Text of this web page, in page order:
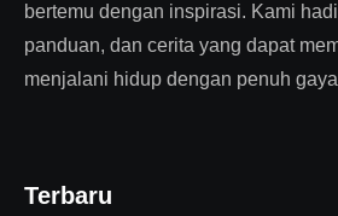
bertemu dengan inspirasi. Kami
panduan, dan cerita yang dapat
menjalani hidup dengan penuh
Terbaru